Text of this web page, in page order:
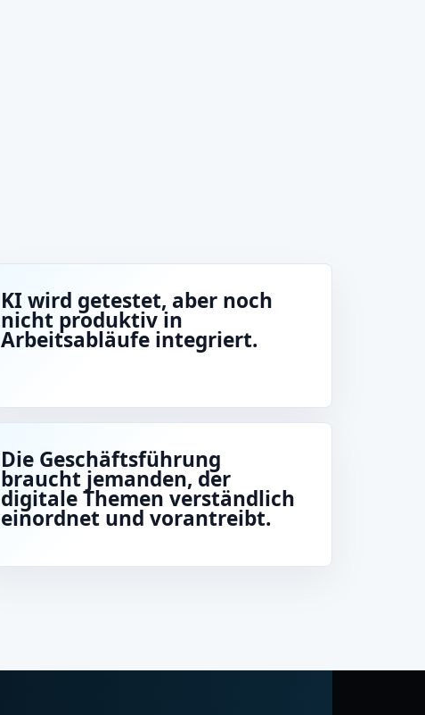
KI wird getestet, aber noch
nicht produktiv in
Arbeitsabläufe integriert.
Die Geschäftsführung
braucht jemanden, der
digitale Themen verständlich
einordnet und vorantreibt.